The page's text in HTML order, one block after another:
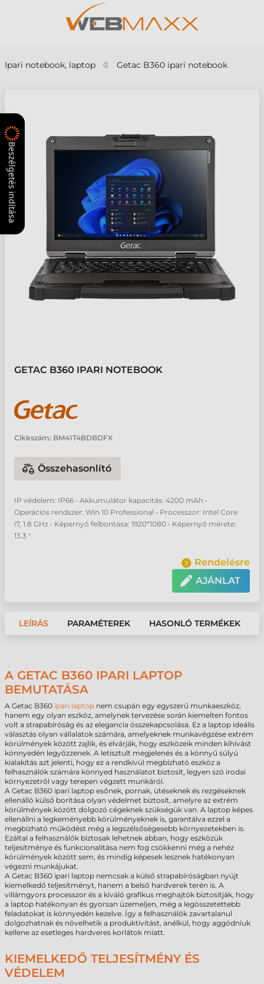
Ipari notebook, laptop Getac B360 ipari notebook
GETAC B360 IPARI NOTEBOOK
Cikkszám: BM41T4BDBDFX
Összehasonlító
IP védelem: IP66 • Akkumulátor kapacitás: 4200 mAh •
Operációs rendszer: Win 10 Professional • Processzor: Intel Core
i7, 1.8 GHz • Képernyő felbontása: 1920*1080 • Képernyő mérete:
13.3 "
Rendelésre
AJÁNLAT
LEÍRÁS PARAMÉTEREK HASONLÓ TERMÉKEK
A GETAC B360 IPARI LAPTOP
BEMUTATÁSA
A Getac B360 ipari laptop nem csupán egy egyszerű munkaeszköz,
hanem egy olyan eszköz, amelynek tervezése során kiemelten fontos
volt a strapabíróság és az elegancia összekapcsolása. Ez a laptop ideális
választás olyan vállalatok számára, amelyeknek munkavégzése extrém
körülmények között zajlik, és elvárják, hogy eszközeik minden kihívást
könnyedén legyőzzenek. A letisztult megjelenés és a könnyű súlyú
kialakítás azt jelenti, hogy ez a rendkívül megbízható eszköz a
felhasználók számára könnyed használatot biztosít, legyen szó irodai
környezetről vagy terepen végzett munkáról.
A Getac B360 ipari laptop esőnek, pornak, ütéseknek és rezgéseknek
ellenálló külső borítása olyan védelmet biztosít, amelyre az extrém
körülmények között dolgozó cégeknek szükségük van. A laptop képes
ellenállni a legkeményebb körülményeknek is, garantálva ezzel a
megbízható működést még a legszélsőségesebb környezetekben is.
Ezáltal a felhasználók biztosak lehetnek abban, hogy eszközük
teljesítménye és funkcionalitása nem fog csökkenni még a nehéz
körülmények között sem, és mindig képesek lesznek hatékonyan
végezni munkájukat.
A Getac B360 ipari laptop nemcsak a külső strapabíróságban nyújt
kiemelkedő teljesítményt, hanem a belső hardverek terén is. A
villámgyors processzor és a kiváló grafikus meghajtók biztosítják, hogy
a laptop hatékonyan és gyorsan üzemeljen, még a legösszetettebb
feladatokat is könnyedén kezelve. Így a felhasználók zavartalanul
dolgozhatnak és növelhetik a produktivitást, anélkül, hogy aggódniuk
kellene az esetleges hardveres korlátok miatt.
KIEMELKEDŐ TELJESÍTMÉNY ÉS
VÉDELEM
Beszélgetés indítása